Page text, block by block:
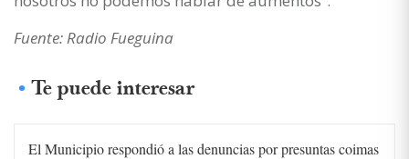
Fuente: Radio Fueguina
Te puede interesar
El Municipio respondió a las denuncias por presuntas coimas